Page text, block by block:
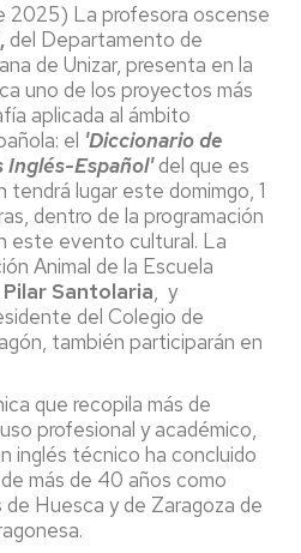
2025) La profesora oscense
del Departamento de
de Unizar, presenta en la
uno de los proyectos más
aplicada al ámbito
el 'Diccionario de
Inglés-Español'del que es
lugar este domimgo, 1
dentro de la programación
este evento cultural. La
Animal de la Escuela
Pilar Santolaria, y
del Colegio de
también participarán en
que recopila más de
profesional y académico,
inglés técnico ha concluido
más de 40 años como
Huesca y de Zaragoza de